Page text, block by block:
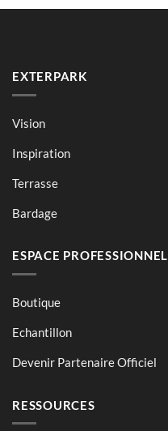
EXTERPARK
Vision
Inspiration
Terrasse
Bardage
ESPACE PROFESSIONNEL
Boutique
Echantillon
Devenir Partenaire Officiel
RESSOURCES